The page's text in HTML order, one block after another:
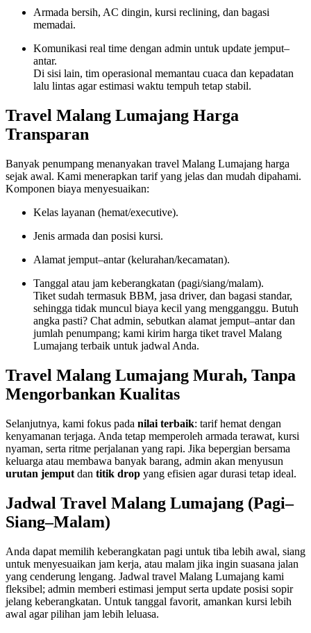
Armada bersih, AC dingin, kursi reclining, dan bagasi
memadai.
Komunikasi real time dengan admin untuk update jemput–
antar.
Di sisi lain, tim operasional memantau cuaca dan kepadatan
lalu lintas agar estimasi waktu tempuh tetap stabil.
Travel Malang Lumajang Harga
Transparan
Banyak penumpang menanyakan travel Malang Lumajang harga
sejak awal. Kami menerapkan tarif yang jelas dan mudah dipahami.
Komponen biaya menyesuaikan:
Kelas layanan (hemat/executive).
Jenis armada dan posisi kursi.
Alamat jemput–antar (kelurahan/kecamatan).
Tanggal atau jam keberangkatan (pagi/siang/malam).
Tiket sudah termasuk BBM, jasa driver, dan bagasi standar,
sehingga tidak muncul biaya kecil yang mengganggu. Butuh
angka pasti? Chat admin, sebutkan alamat jemput–antar dan
jumlah penumpang; kami kirim harga tiket travel Malang
Lumajang terbaik untuk jadwal Anda.
Travel Malang Lumajang Murah, Tanpa
Mengorbankan Kualitas
Selanjutnya, kami fokus pada nilai terbaik: tarif hemat dengan
kenyamanan terjaga. Anda tetap memperoleh armada terawat, kursi
nyaman, serta ritme perjalanan yang rapi. Jika bepergian bersama
keluarga atau membawa banyak barang, admin akan menyusun
urutan jemput dan titik drop yang efisien agar durasi tetap ideal.
Jadwal Travel Malang Lumajang (Pagi–
Siang–Malam)
Anda dapat memilih keberangkatan pagi untuk tiba lebih awal, siang
untuk menyesuaikan jam kerja, atau malam jika ingin suasana jalan
yang cenderung lengang. Jadwal travel Malang Lumajang kami
fleksibel; admin memberi estimasi jemput serta update posisi sopir
jelang keberangkatan. Untuk tanggal favorit, amankan kursi lebih
awal agar pilihan jam lebih leluasa.